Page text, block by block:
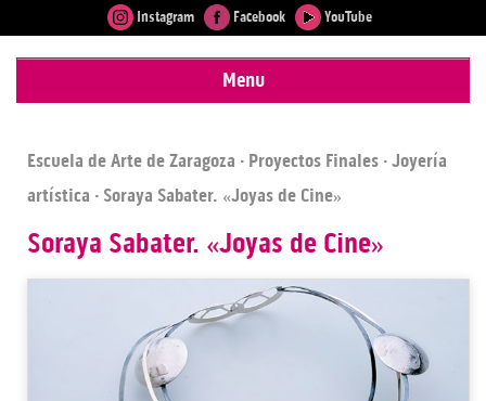
Instagram Facebook YouTube
Menu
Escuela de Arte de Zaragoza · Proyectos Finales ·Joyería
artística · Soraya Sabater. «Joyas de Cine»
Soraya Sabater. «Joyas de Cine»